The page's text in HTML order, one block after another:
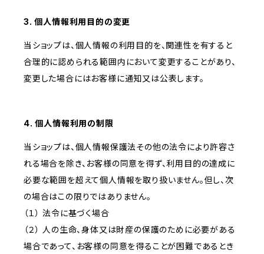
3. 個人情報利用目的の変更
当ショップは、個人情報の利用目的を、関連性を有すると
合理的に認められる範囲内において変更することがあり、
変更した場合にはお客様に通知又は公表します。
4. 個人情報利用の制限
当ショップは、個人情報保護法その他の法令により許容さ
れる場合を除き、お客様の同意を得ず、利用目的の達成に
必要な範囲を超えて個人情報を取り扱いません。但し、次
の場合はこの限りではありません。
（１） 法令に基づく場合
（２） 人の生命、身体又は財産の保護のために必要がある
場合であって、お客様の同意を得ることが困難であるとき